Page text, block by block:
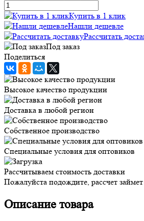
Купить в 1 клик
Нашли дешевле
Рассчитать
Под заказ
Поделиться
Высокое качество продукции
Доставка в любой регион
Собственное производство
Специальные условия для оптовиков
Рассчитываем стоимость доставки
Пожалуйста подождите, рассчет
Описание товара